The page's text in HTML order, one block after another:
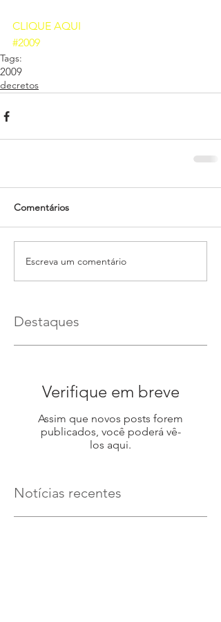
CLIQUE AQUI
#2009
Tags:
2009
decretos
Comentários
Escreva um comentário
Destaques
Verifique em breve
Assim que novos posts forem
publicados, você poderá vê-
los aqui.
Notícias recentes